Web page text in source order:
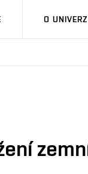
O